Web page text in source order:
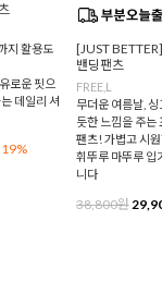
지 활용도
로운 핏으
데일리 셔
19%
[JUST
밴딩팬츠
FREE,L
무더운 여름날,
듯한 느낌을 주는
팬츠! 가볍고 시
휘뚜루 마뚜루 입
니다
38,800원